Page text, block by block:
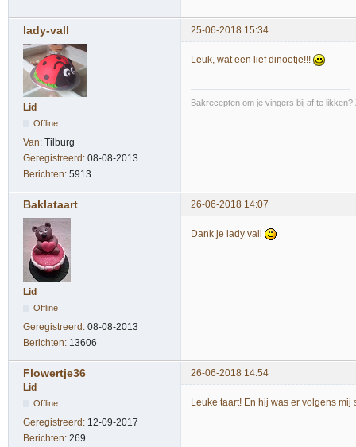
lady-vall 25-06-2018 15:34
Lid
Offline
Van: Tilburg
Geregistreerd: 08-08-2013
Berichten: 5913
Leuk, wat een lief dinootje!!!
Bakrecepten om je vingers bij af te
Baklataart 26-06-2018 14:07
Lid
Offline
Geregistreerd: 08-08-2013
Berichten: 13606
Dank je lady vall
Flowertje36
26-06-2018 14:54
Lid
Offline
Geregistreerd: 12-09-2017
Berichten: 269
Leuke taart! En hij was er volgens mij